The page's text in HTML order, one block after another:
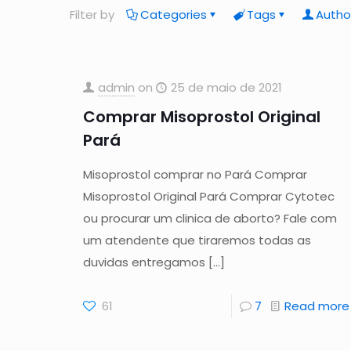
Filter by Categories Tags
admin on 25 de maio de 2021
Comprar Misoprostol Original
Pará
Misoprostol comprar no Pará Comprar
Misoprostol Original Pará Comprar Cytotec
ou procurar um clinica de aborto? Fale com
um atendente que tiraremos todas as
duvidas entregamos […]
61 7 Read more